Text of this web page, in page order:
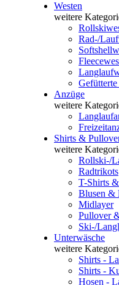
Westen
weitere
Rad-/
Gefütterte
Anzüge
weitere
Shirts &
weitere
Rollski-/
Radtrikots
T-Shirts
Blusen &
Midlayer
Pullover
Ski-/
Unterwäsche
weitere
Shirts -
Shirts -
Hosen -